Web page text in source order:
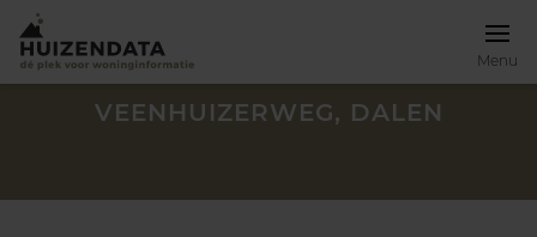
Menu
VEENHUIZERWEG, DALEN